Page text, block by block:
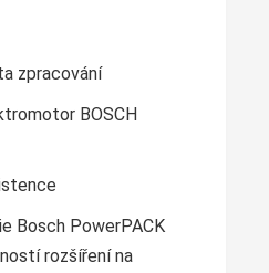
zpracování
BOSCH
Bosch PowerPACK
rozšíření na